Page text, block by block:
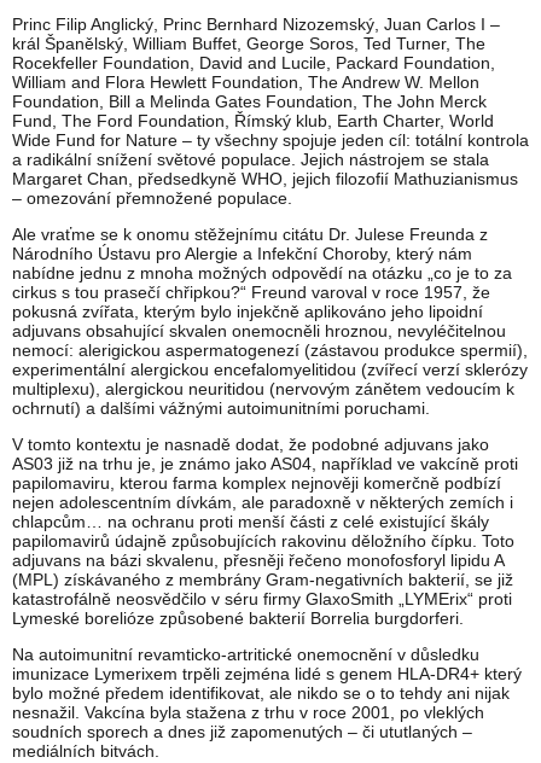
Princ Filip Anglický, Princ Bernhard Nizozemský, Juan Carlos I –
král Španělský, William Buffet, George Soros, Ted Turner, The
Rocekfeller Foundation, David and Lucile, Packard Foundation,
William and Flora Hewlett Foundation, The Andrew W. Mellon
Foundation, Bill a Melinda Gates Foundation, The John Merck
Fund, The Ford Foundation, Římský klub, Earth Charter, World
Wide Fund for Nature – ty všechny spojuje jeden cíl: totální kontrola
a radikální snížení světové populace. Jejich nástrojem se stala
Margaret Chan, předsedkyně WHO, jejich filozofií Mathuzianismus
– omezování přemnožené populace.
Ale vraťme se k onomu stěžejnímu citátu Dr. Julese Freunda z
Národního Ústavu pro Alergie a Infekční Choroby, který nám
nabídne jednu z mnoha možných odpovědí na otázku „co je to za
cirkus s tou prasečí chřipkou?“ Freund varoval v roce 1957, že
pokusná zvířata, kterým bylo injekčně aplikováno jeho lipoidní
adjuvans obsahující skvalen onemocněli hroznou, nevyléčitelnou
nemocí: alerigickou aspermatogenezí (zástavou produkce spermií),
experimentální alergickou encefalomyelitidou (zvířecí verzí sklerózy
multiplexu), alergickou neuritidou (nervovým zánětem vedoucím k
ochrnutí) a dalšími vážnými autoimunitními poruchami.
V tomto kontextu je nasnadě dodat, že podobné adjuvans jako
AS03 již na trhu je, je známo jako AS04, například ve vakcíně proti
papilomaviru, kterou farma komplex nejnověji komerčně podbízí
nejen adolescentním dívkám, ale paradoxně v některých zemích i
chlapcům… na ochranu proti menší části z celé existující škály
papilomavirů údajně způsobujících rakovinu děložního čípku. Toto
adjuvans na bázi skvalenu, přesněji řečeno monofosforyl lipidu A
(MPL) získávaného z membrány Gram-negativních bakterií, se již
katastrofálně neosvědčilo v séru firmy GlaxoSmith „LYMErix“ proti
Lymeské borelióze způsobené bakterií Borrelia burgdorferi.
Na autoimunitní revamticko-artritické onemocnění v důsledku
imunizace Lymerixem trpěli zejména lidé s genem HLA-DR4+ který
bylo možné předem identifikovat, ale nikdo se o to tehdy ani nijak
nesnažil. Vakcína byla stažena z trhu v roce 2001, po vleklých
soudních sporech a dnes již zapomenutých – či ututlaných –
mediálních bitvách.